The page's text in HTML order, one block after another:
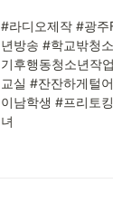
#라디오제작 #광
년방송 #학교밖청
기후행동청소년작
교실 #잔잔하게털
이남학생 #프리토
녀